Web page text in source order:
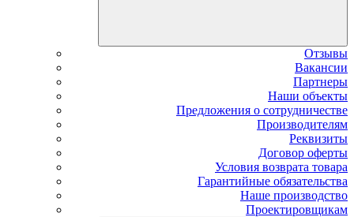
Отзывы
Вакансии
Партнеры
Наши объекты
Предложения о сотрудничестве
Производителям
Реквизиты
Договор оферты
Условия возврата товара
Гарантийные обязательства
Наше производство
Проектировщикам